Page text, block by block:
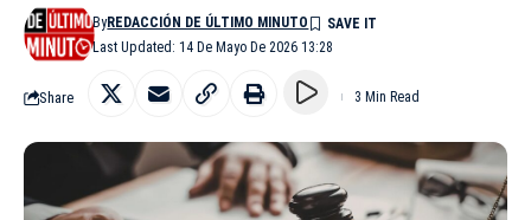
Last Updated: 14 De Mayo De 2026 13:28
ByREDACCIÓN DE ÚLTIMO MINUTO
Share 3 Min Read